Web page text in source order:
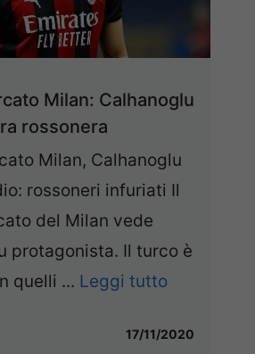
Milan: Calhanoglu
rossonera
Milan, Calhanoglu
rossoneri infuriati Il
del Milan vede
protagonista. Il turco è
quelli ... Leggi tutto
17/11/2020